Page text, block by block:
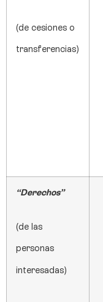
(de cesiones o
transferencias)
“Derechos”
(de las
personas
interesadas)